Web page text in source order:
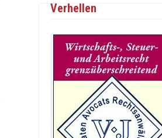
Verhellen